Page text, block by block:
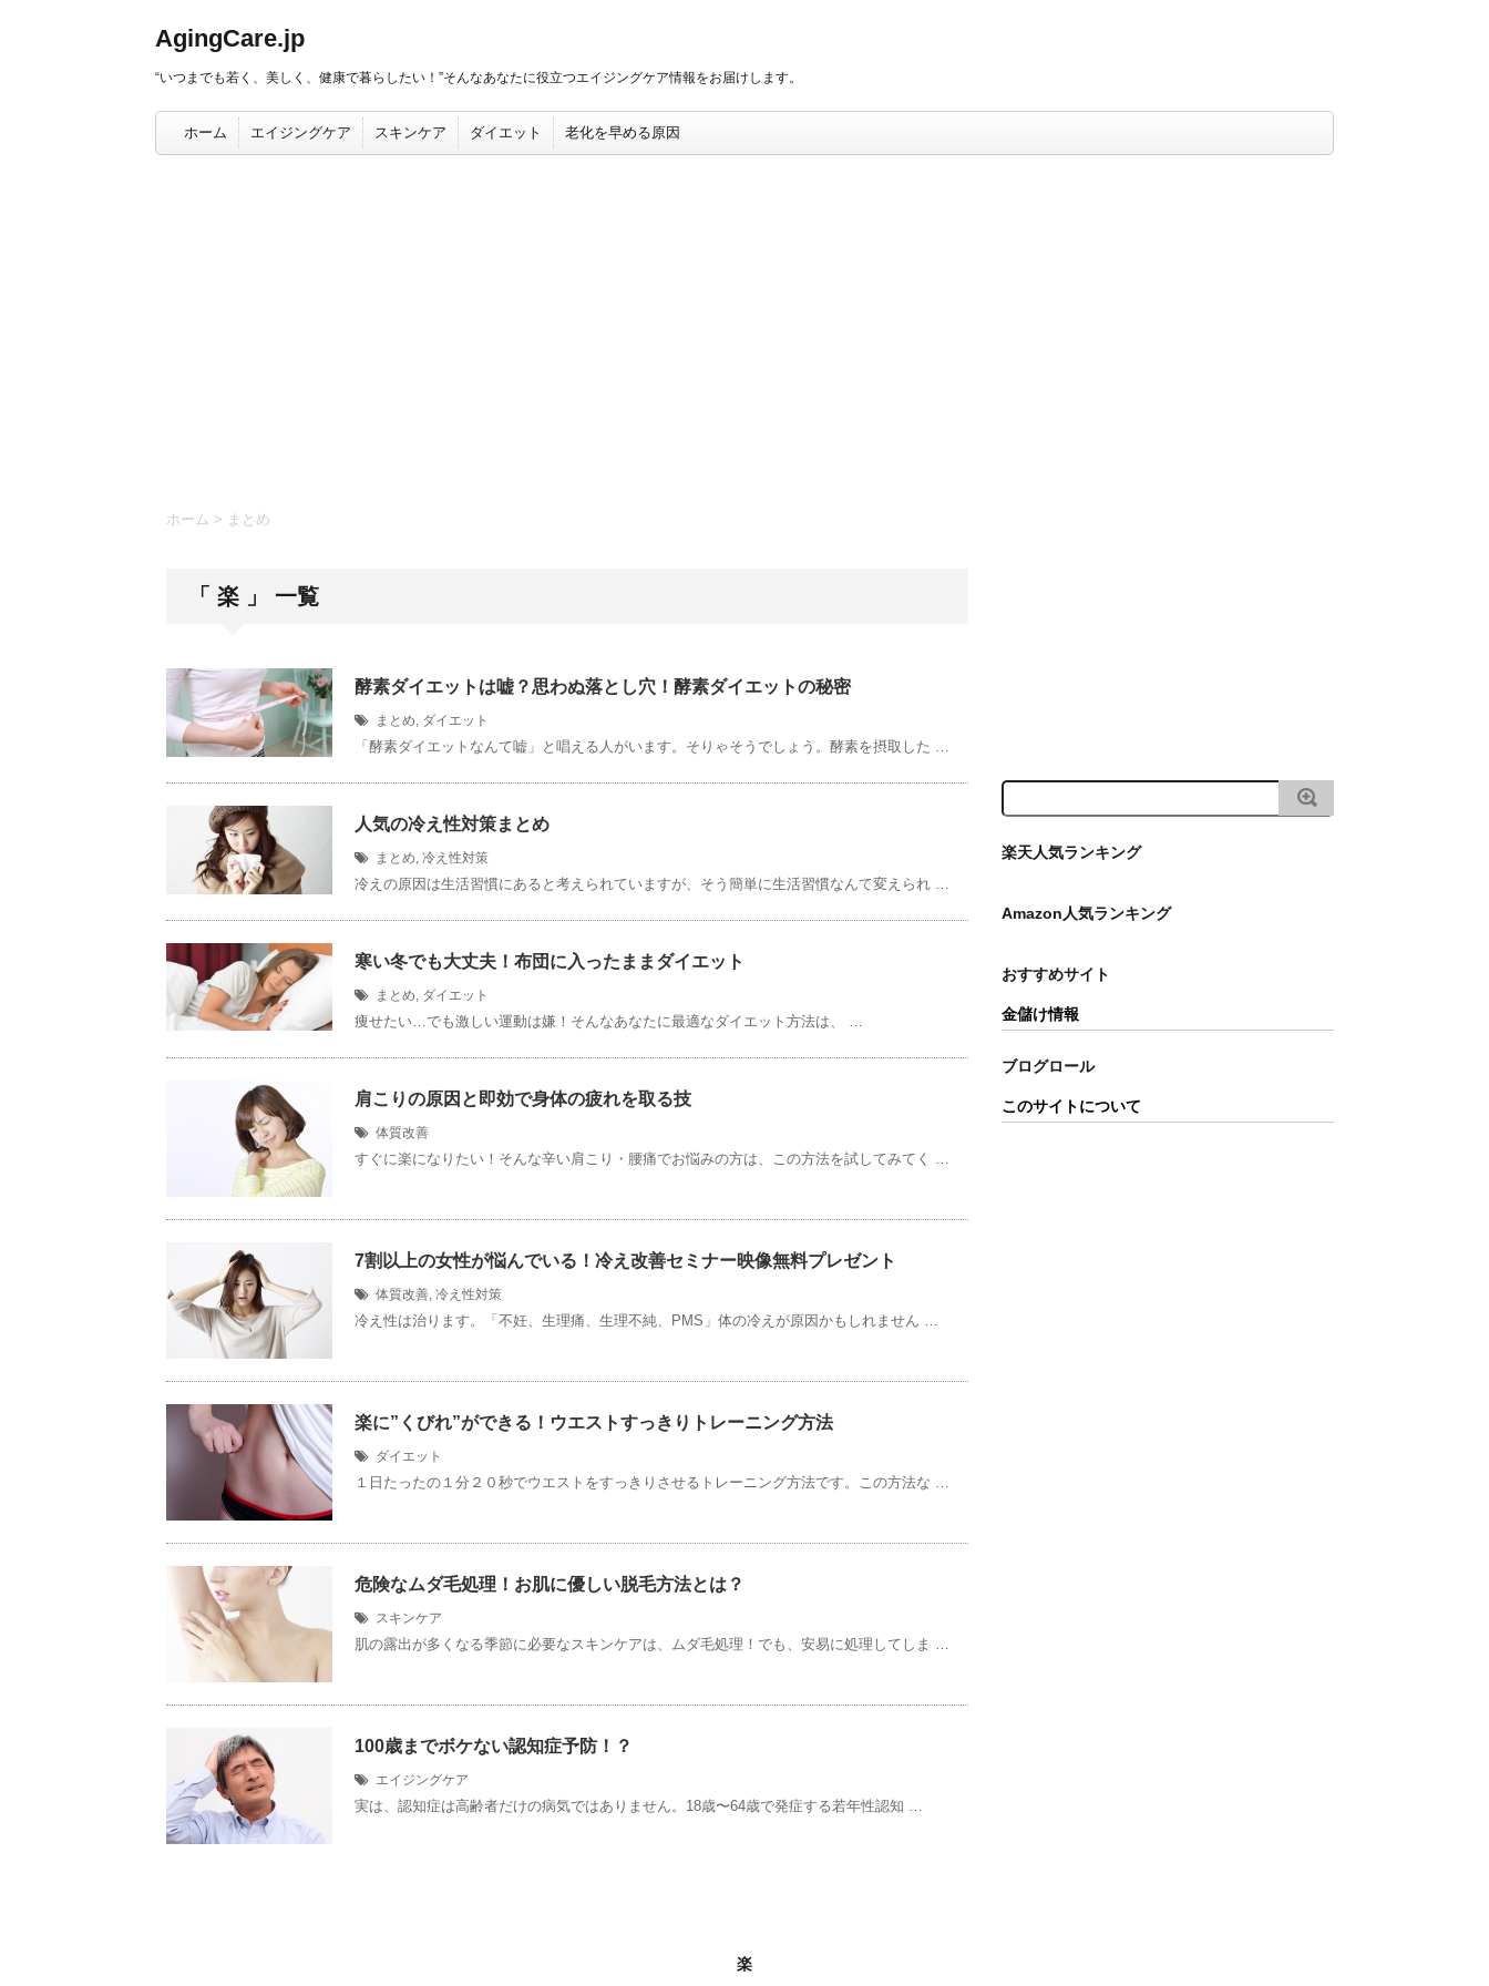
AgingCare.jp
“いつまでも若く、美しく、健康で暮らしたい！”そんなあなたに役立つエイジングケア情報をお届けします。
ホーム エイジングケア スキンケア ダイエット 老化を早める原因
ホーム > まとめ
「 楽 」 一覧
酵素ダイエットは嘘？思わぬ落とし穴！酵素ダイエットの秘密
まとめ, ダイエット
「酵素ダイエットなんて嘘」と唱える人がいます。そりゃそうでしょう。酵素を摂取した …
人気の冷え性対策まとめ
まとめ, 冷え性対策
冷えの原因は生活習慣にあると考えられていますが、そう簡単に生活習慣なんて変えられ …
寒い冬でも大丈夫！布団に入ったままダイエット
まとめ, ダイエット
痩せたい…でも激しい運動は嫌！そんなあなたに最適なダイエット方法は、 …
肩こりの原因と即効で身体の疲れを取る技
体質改善
すぐに楽になりたい！そんな辛い肩こり・腰痛でお悩みの方は、この方法を試してみてく …
7割以上の女性が悩んでいる！冷え改善セミナー映像無料プレゼント
体質改善, 冷え性対策
冷え性は治ります。「不妊、生理痛、生理不純、PMS」体の冷えが原因かもしれません …
楽に”くびれ”ができる！ウエストすっきりトレーニング方法
ダイエット
１日たったの１分２０秒でウエストをすっきりさせるトレーニング方法です。この方法な …
危険なムダ毛処理！お肌に優しい脱毛方法とは？
スキンケア
肌の露出が多くなる季節に必要なスキンケアは、ムダ毛処理！でも、安易に処理してしま …
100歳までボケない認知症予防！？
エイジングケア
実は、認知症は高齢者だけの病気ではありません。18歳〜64歳で発症する若年性認知 …
楽天人気ランキング
Amazon人気ランキング
おすすめサイト
金儲け情報
ブログロール
このサイトについて
楽